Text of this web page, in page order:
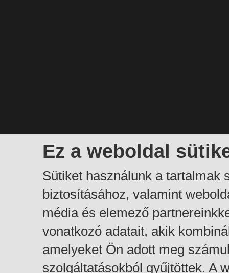
Ez a weboldal
Sütiket használunk a tartalmak
biztosításához, valamint
média és elemező
vonatkozó adatait, akik
amelyeket Ön adott meg
szolgáltatásokból gyűjtöttek. A